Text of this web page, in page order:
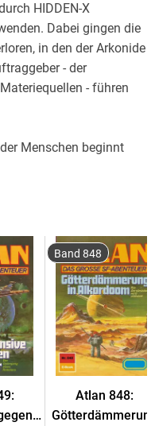
HIDDEN-X
Dabei gingen die
in den der Arkonide
- der
- führen
Menschen beginnt
mit einem Feind
die Fäden spinnt,
als Anti-ES, jene
schon einmal
. . .
Band 848
Atlan 848: